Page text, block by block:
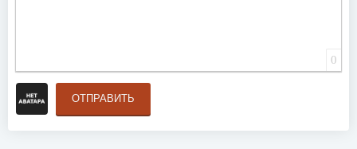
0
ОТПРАВИТЬ